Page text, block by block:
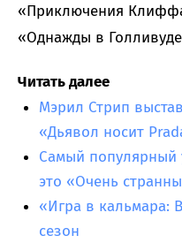
«Приключения
«Однажды в
Читать далее
Мэрил Стрип
«Дьявол носит
Самый популярный
это «Очень
«Игра в кальмара:
сезон